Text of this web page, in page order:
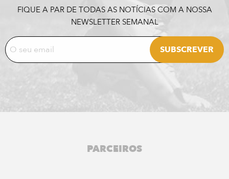
FIQUE A PAR DE TODAS AS NOTÍCIAS COM A NOSSA
NEWSLETTER SEMANAL
PARCEIROS